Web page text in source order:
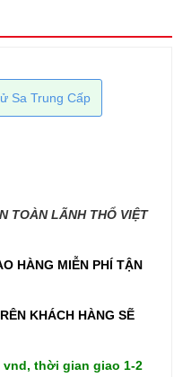
Sa Trung Cấp
TOÀN LÃNH THỔ VIỆT
HÀNG MIỄN PHÍ TẬN
KHÁCH HÀNG SẼ
vnd, thời gian giao 1-2